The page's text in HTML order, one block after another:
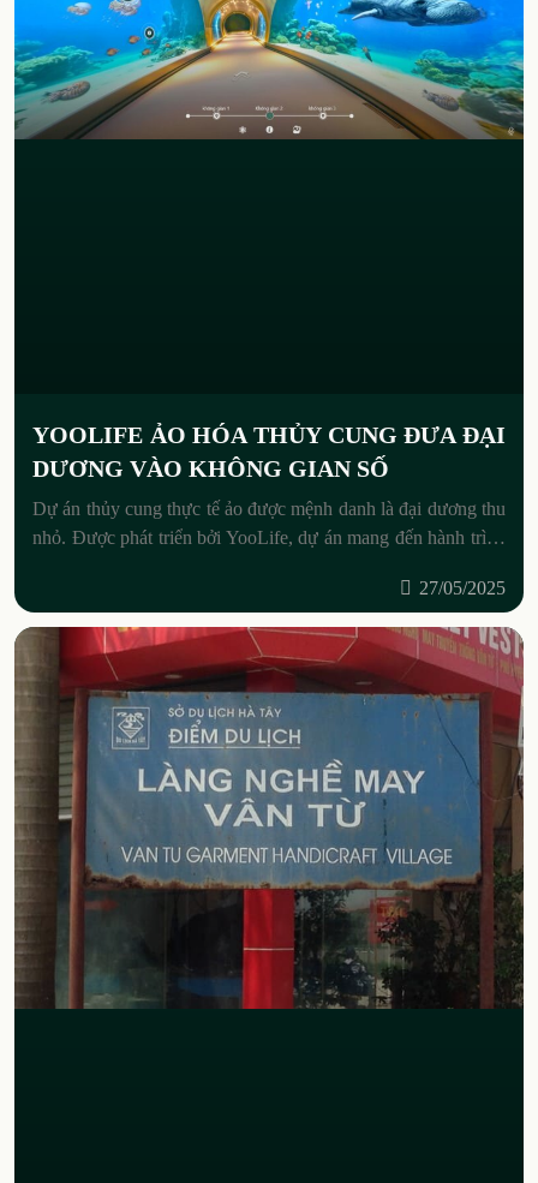
YOOLIFE ẢO HÓA THỦY CUNG ĐƯA ĐẠI
DƯƠNG VÀO KHÔNG GIAN SỐ
Dự án thủy cung thực tế ảo được mệnh danh là đại dương thu
nhỏ. Được phát triển bởi YooLife, dự án mang đến hành trình
27/05/2025